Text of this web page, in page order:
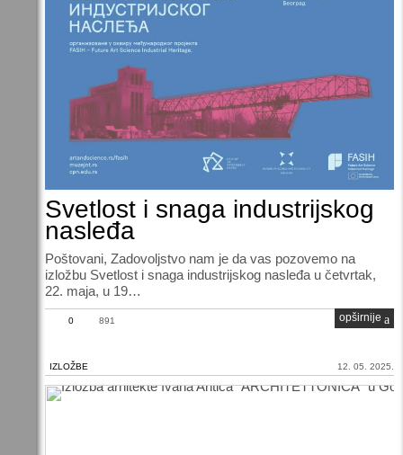
Svetlost i snaga industrijskog
nasleđa
Poštovani, Zadovoljstvo nam je da vas pozovemo na
izložbu Svetlost i snaga industrijskog nasleđa u četvrtak,
22. maja, u 19…
0 891 opširnije
IZLOŽBE 12. 05. 2025.